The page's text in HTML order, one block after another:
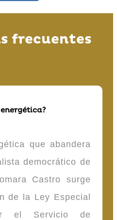
frecuentes
que abandera
democrático de
Castro surge
de la Ley Especial
el Servicio de